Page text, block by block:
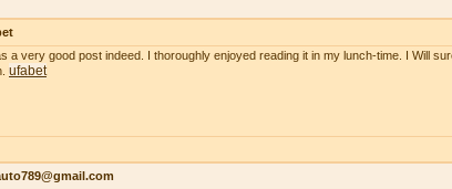
a very good post indeed. I thoroughly enjoyed reading it in my lunch-time. I Will
ufabet